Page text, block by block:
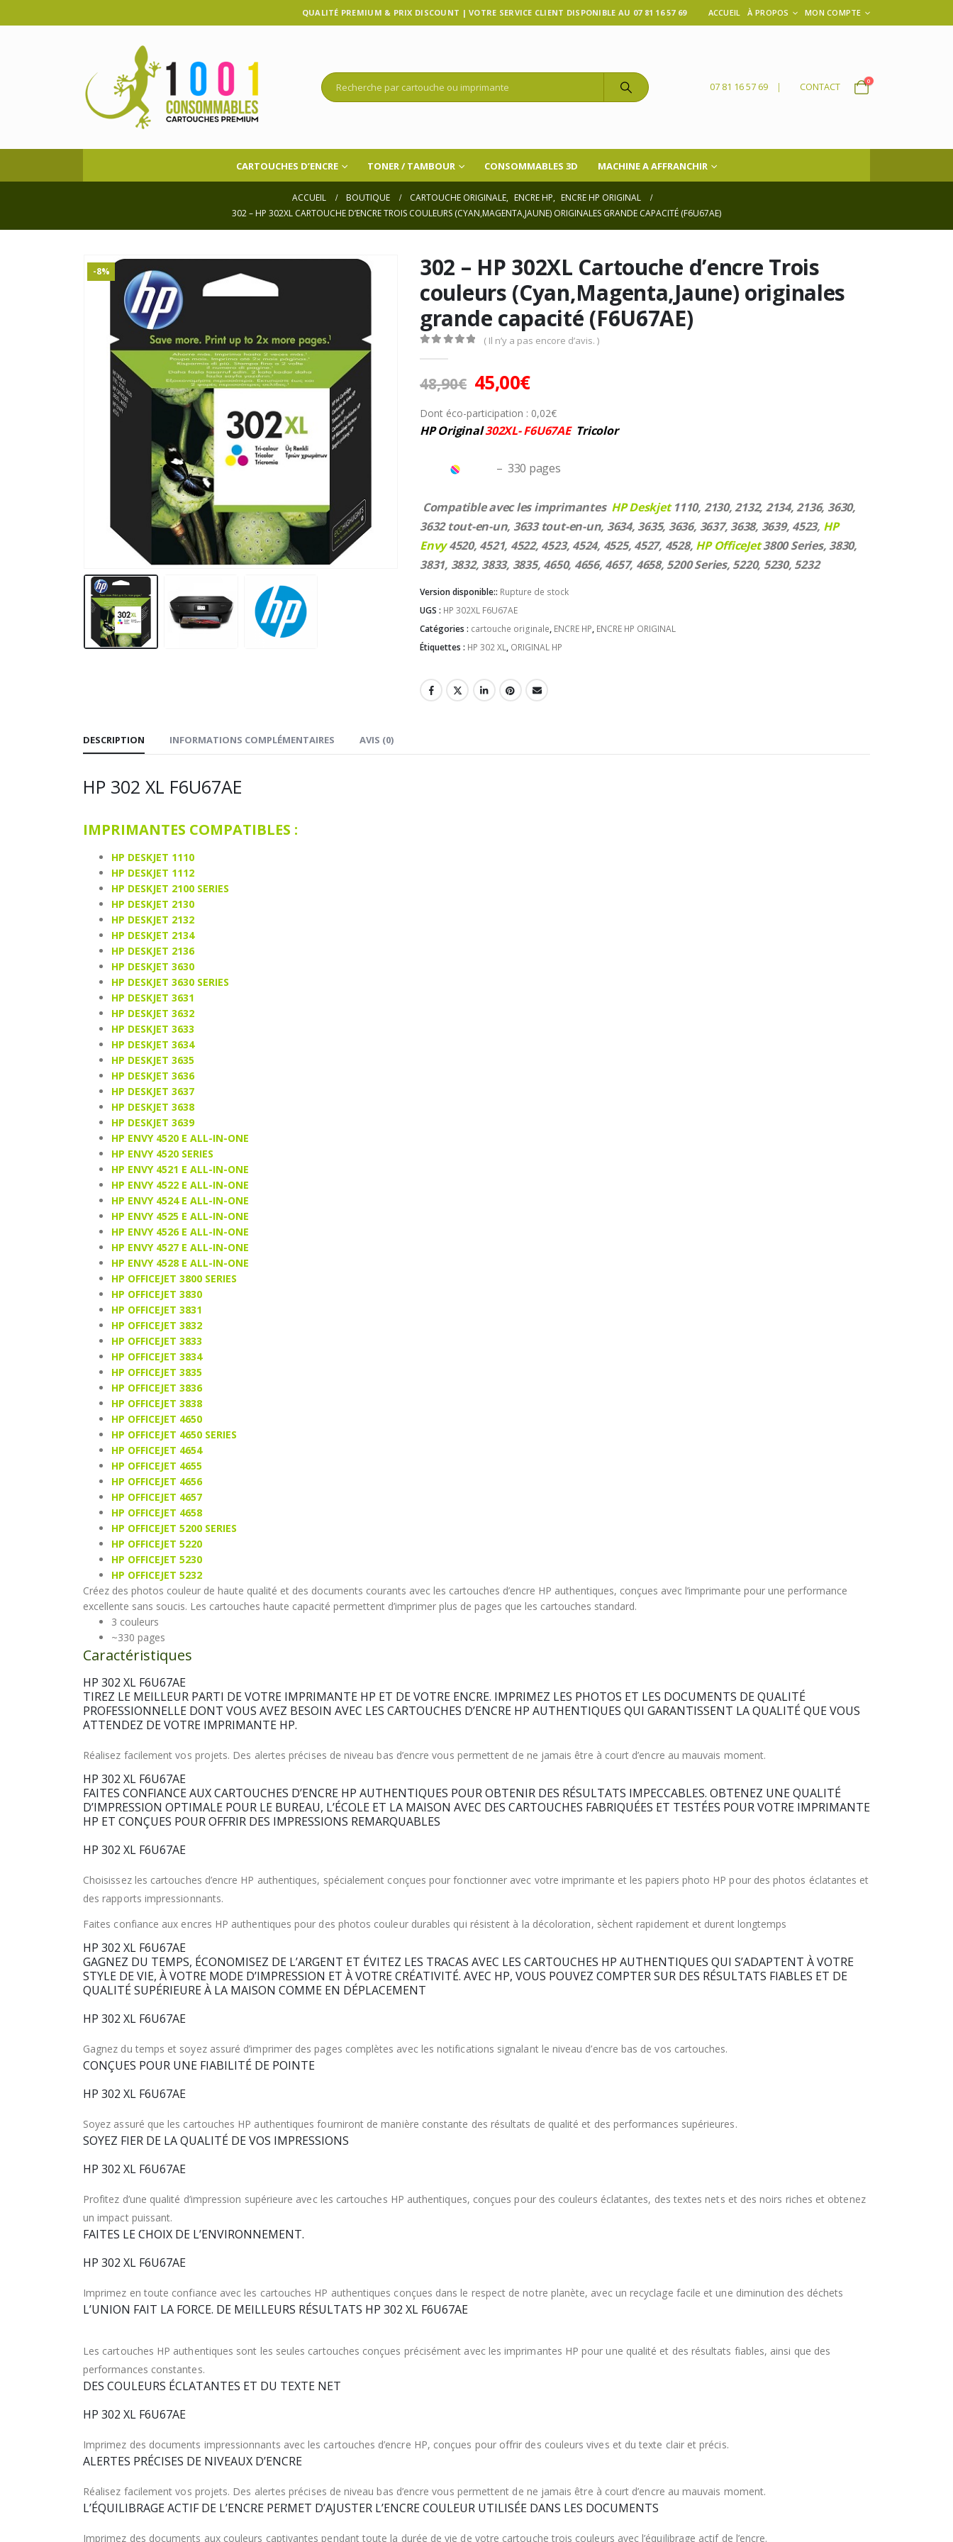
QUALITÉ PREMIUM & PRIX DISCOUNT | VOTRE SERVICE CLIENT DISPONIBLE AU 07 81 16 57 69 ACCUEIL À PROPOS MON COMPTE
07 81 16 57 69 | CONTACT 0
CARTOUCHES D’ENCRE TONER / TAMBOUR CONSOMMABLES 3D MACHINE A AFFRANCHIR
ACCUEIL BOUTIQUE CARTOUCHE ORIGINALE, ENCRE HP, ENCRE HP ORIGINAL
302 – HP 302XL CARTOUCHE D’ENCRE TROIS COULEURS (CYAN,MAGENTA,JAUNE) ORIGINALES GRANDE CAPACITÉ (F6U67AE)
-8%
302 – HP 302XL Cartouche d’encre Trois
couleurs (Cyan,Magenta,Jaune) originales
grande capacité (F6U67AE)
( Il n’y a pas encore d’avis. )
48,90€ Le
prix
initial
était :
45,00€Le
actuel
est :
Dont éco-participation : 0,02€
HP Original302XL- F6U67AE Tricolor
– 330 pages
Compatible avec les imprimantes HP Deskjet1110, 2130, 2132, 2134, 2136, 3630,
3632 tout-en-un, 3633 tout-en-un, 3634, 3635, 3636, 3637, 3638, 3639, 4523, HP
Envy4520, 4521, 4522, 4523, 4524, 4525, 4527, 4528, HP OfficeJet3800 Series, 3830,
3831, 3832, 3833, 3835, 4650, 4656, 4657, 4658, 5200 Series, 5220, 5230, 5232
Version disponible:: Rupture de stock
UGS : HP 302XL F6U67AE
Catégories : cartouche originale, ENCRE HP, ENCRE HP ORIGINAL
Étiquettes : HP 302 XL, ORIGINAL HP
DESCRIPTION INFORMATIONS COMPLÉMENTAIRES AVIS (0)
HP 302 XL F6U67AE
IMPRIMANTES COMPATIBLES :
HP DESKJET 1110
HP DESKJET 1112
HP DESKJET 2100 SERIES
HP DESKJET 2130
HP DESKJET 2132
HP DESKJET 2134
HP DESKJET 2136
HP DESKJET 3630
HP DESKJET 3630 SERIES
HP DESKJET 3631
HP DESKJET 3632
HP DESKJET 3633
HP DESKJET 3634
HP DESKJET 3635
HP DESKJET 3636
HP DESKJET 3637
HP DESKJET 3638
HP DESKJET 3639
HP ENVY 4520 E ALL-IN-ONE
HP ENVY 4520 SERIES
HP ENVY 4521 E ALL-IN-ONE
HP ENVY 4522 E ALL-IN-ONE
HP ENVY 4524 E ALL-IN-ONE
HP ENVY 4525 E ALL-IN-ONE
HP ENVY 4526 E ALL-IN-ONE
HP ENVY 4527 E ALL-IN-ONE
HP ENVY 4528 E ALL-IN-ONE
HP OFFICEJET 3800 SERIES
HP OFFICEJET 3830
HP OFFICEJET 3831
HP OFFICEJET 3832
HP OFFICEJET 3833
HP OFFICEJET 3834
HP OFFICEJET 3835
HP OFFICEJET 3836
HP OFFICEJET 3838
HP OFFICEJET 4650
HP OFFICEJET 4650 SERIES
HP OFFICEJET 4654
HP OFFICEJET 4655
HP OFFICEJET 4656
HP OFFICEJET 4657
HP OFFICEJET 4658
HP OFFICEJET 5200 SERIES
HP OFFICEJET 5220
HP OFFICEJET 5230
HP OFFICEJET 5232
Créez des photos couleur de haute qualité et des documents courants avec les cartouches d’encre HP authentiques, conçues avec l’imprimante pour une performance
excellente sans soucis. Les cartouches haute capacité permettent d’imprimer plus de pages que les cartouches standard.
3 couleurs
~330 pages
Caractéristiques
HP 302 XL F6U67AE
TIREZ LE MEILLEUR PARTI DE VOTRE IMPRIMANTE HP ET DE VOTRE ENCRE. IMPRIMEZ LES PHOTOS ET LES DOCUMENTS DE QUALITÉ
PROFESSIONNELLE DONT VOUS AVEZ BESOIN AVEC LES CARTOUCHES D’ENCRE HP AUTHENTIQUES QUI GARANTISSENT LA QUALITÉ QUE VOUS
ATTENDEZ DE VOTRE IMPRIMANTE HP.
Réalisez facilement vos projets. Des alertes précises de niveau bas d’encre vous permettent de ne jamais être à court d’encre au mauvais moment.
HP 302 XL F6U67AE
FAITES CONFIANCE AUX CARTOUCHES D’ENCRE HP AUTHENTIQUES POUR OBTENIR DES RÉSULTATS IMPECCABLES. OBTENEZ UNE QUALITÉ
D’IMPRESSION OPTIMALE POUR LE BUREAU, L’ÉCOLE ET LA MAISON AVEC DES CARTOUCHES FABRIQUÉES ET TESTÉES POUR VOTRE IMPRIMANTE
HP ET CONÇUES POUR OFFRIR DES IMPRESSIONS REMARQUABLES
HP 302 XL F6U67AE
Choisissez les cartouches d’encre HP authentiques, spécialement conçues pour fonctionner avec votre imprimante et les papiers photo HP pour des photos éclatantes et
des rapports impressionnants.
Faites confiance aux encres HP authentiques pour des photos couleur durables qui résistent à la décoloration, sèchent rapidement et durent longtemps
HP 302 XL F6U67AE
GAGNEZ DU TEMPS, ÉCONOMISEZ DE L’ARGENT ET ÉVITEZ LES TRACAS AVEC LES CARTOUCHES HP AUTHENTIQUES QUI S’ADAPTENT À VOTRE
STYLE DE VIE, À VOTRE MODE D’IMPRESSION ET À VOTRE CRÉATIVITÉ. AVEC HP, VOUS POUVEZ COMPTER SUR DES RÉSULTATS FIABLES ET DE
QUALITÉ SUPÉRIEURE À LA MAISON COMME EN DÉPLACEMENT
HP 302 XL F6U67AE
Gagnez du temps et soyez assuré d’imprimer des pages complètes avec les notifications signalant le niveau d’encre bas de vos cartouches.
CONÇUES POUR UNE FIABILITÉ DE POINTE
HP 302 XL F6U67AE
Soyez assuré que les cartouches HP authentiques fourniront de manière constante des résultats de qualité et des performances supérieures.
SOYEZ FIER DE LA QUALITÉ DE VOS IMPRESSIONS
HP 302 XL F6U67AE
Profitez d’une qualité d’impression supérieure avec les cartouches HP authentiques, conçues pour des couleurs éclatantes, des textes nets et des noirs riches et obtenez
un impact puissant.
FAITES LE CHOIX DE L’ENVIRONNEMENT.
HP 302 XL F6U67AE
Imprimez en toute confiance avec les cartouches HP authentiques conçues dans le respect de notre planète, avec un recyclage facile et une diminution des déchets
L’UNION FAIT LA FORCE. DE MEILLEURS RÉSULTATS HP 302 XL F6U67AE
Les cartouches HP authentiques sont les seules cartouches conçues précisément avec les imprimantes HP pour une qualité et des résultats fiables, ainsi que des
performances constantes.
DES COULEURS ÉCLATANTES ET DU TEXTE NET
HP 302 XL F6U67AE
Imprimez des documents impressionnants avec les cartouches d’encre HP, conçues pour offrir des couleurs vives et du texte clair et précis.
ALERTES PRÉCISES DE NIVEAUX D’ENCRE
Réalisez facilement vos projets. Des alertes précises de niveau bas d’encre vous permettent de ne jamais être à court d’encre au mauvais moment.
L’ÉQUILIBRAGE ACTIF DE L’ENCRE PERMET D’AJUSTER L’ENCRE COULEUR UTILISÉE DANS LES DOCUMENTS
Imprimez des documents aux couleurs captivantes pendant toute la durée de vie de votre cartouche trois couleurs avec l’équilibrage actif de l’encre.